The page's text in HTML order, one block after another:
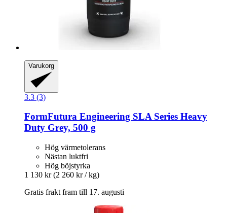
Varukorg
3.3 (3)
FormFutura Engineering SLA Series Heavy
Duty Grey, 500 g
Hög värmetolerans
Nästan luktfri
Hög böjstyrka
1 130 kr (2 260 kr / kg)
Gratis frakt fram till 17. augusti